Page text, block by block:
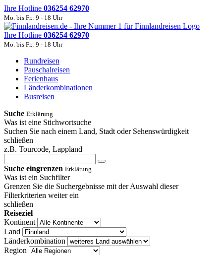
Ihre Hotline 036254 62970
Mo. bis Fr.: 9 - 18 Uhr
Ihre Hotline 036254 62970
Mo. bis Fr.: 9 - 18 Uhr
Rundreisen
Pauschalreisen
Ferienhaus
Länderkombinationen
Busreisen
Suche Erklärung
Was ist eine Stichwortsuche
Suchen Sie nach einem Land, Stadt oder Sehenswürdigkeit
schließen
z.B. Tourcode, Lappland
Suche eingrenzen Erklärung
Was ist ein Suchfilter
Grenzen Sie die Suchergebnisse mit der Auswahl dieser
Filterkriterien weiter ein
schließen
Reiseziel
Kontinent
Land
Länderkombination
Region